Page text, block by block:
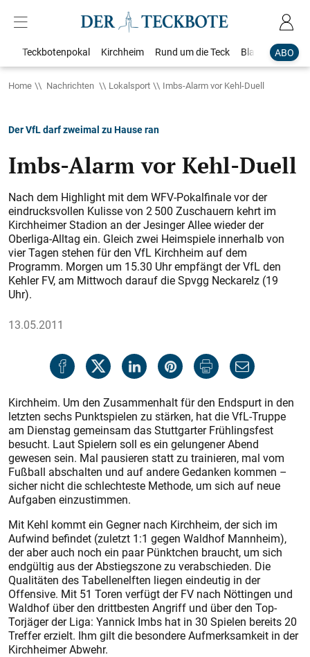
ABO
Teckbotenpokal Kirchheim Rund um die Teck Blaulicht
Home Nachrichten Lokalsport Imbs-Alarm vor Kehl-Duell
Der VfL darf zweimal zu Hause ran
Imbs-Alarm vor Kehl-Duell
Nach dem Highlight mit dem WFV-Pokalfinale vor der
eindrucksvollen Kulisse von 2 500 Zuschauern kehrt im
Kirchheimer Stadion an der Jesinger Allee wieder der
Oberliga-Alltag ein. Gleich zwei Heimspiele innerhalb von
vier Tagen stehen für den VfL Kirchheim auf dem
Programm. Morgen um 15.30 Uhr empfängt der VfL den
Kehler FV, am Mittwoch darauf die Spvgg Neckarelz (19
Uhr).
13.05.2011
Kirchheim. Um den Zusammenhalt für den Endspurt in den
letzten sechs Punktspielen zu stärken, hat die VfL-Truppe
am Dienstag gemeinsam das Stuttgarter Frühlingsfest
besucht. Laut Spielern soll es ein gelungener Abend
gewesen sein. Mal pausieren statt zu trainieren, mal vom
Fußball abschalten und auf andere Gedanken kommen –
sicher nicht die schlechteste Methode, um sich auf neue
Aufgaben einzustimmen.
Mit Kehl kommt ein Gegner nach Kirchheim, der sich im
Aufwind befindet (zuletzt 1:1 gegen Waldhof Mannheim),
der aber auch noch ein paar Pünktchen braucht, um sich
endgültig aus der Abstiegszone zu verabschieden. Die
Qualitäten des Tabellenelften liegen eindeutig in der
Offensive. Mit 51 Toren verfügt der FV nach Nöttingen und
Waldhof über den drittbesten Angriff und über den Top-
Torjäger der Liga: Yannick Imbs hat in 30 Spielen bereits 20
Treffer erzielt. Ihm gilt die besondere Aufmerksamkeit in der
Kirchheimer Abwehr.